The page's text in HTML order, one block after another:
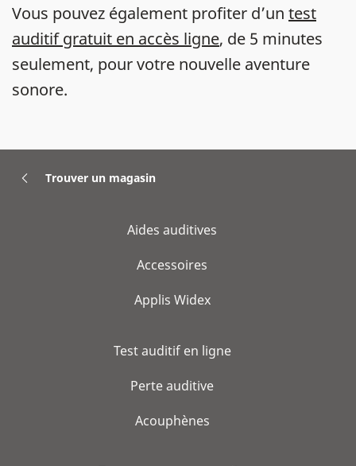
Vous pouvez également profiter d’un test
auditif gratuit en accès ligne, de 5 minutes
seulement, pour votre nouvelle aventure
sonore.
Trouver un magasin
Aides auditives
Accessoires
Applis Widex
Test auditif en ligne
Perte auditive
Acouphènes